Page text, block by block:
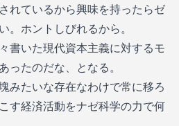
れているから興味を持ったらゼ
。ホントしびれるから。
書いた現代資本主義に対するモ
ったのだな、となる。
みたいな存在なわけで常に移ろ
す経済活動をナゼ科学の力で何